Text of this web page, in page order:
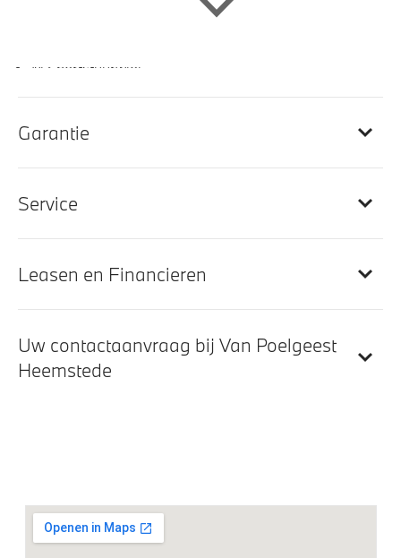
Elektrisch verwarmde voorstoelen
M Sportstuurwiel
Entertainment en communicatie
oplaadmogelijkheid
19 inch LM M Dubbelspaak (styling 797) Bicolor Jet
Garantie
Service
Leasen en Financieren
Uw contactaanvraag bij Van Poelgeest
Heemstede